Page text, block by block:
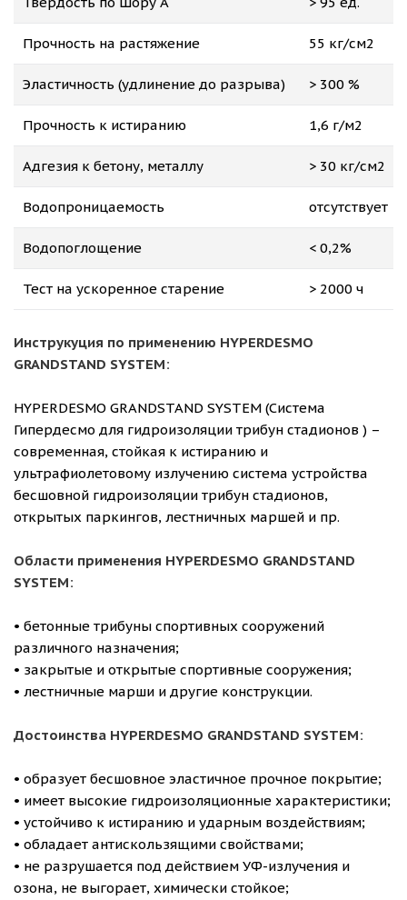
Прочность на растяжение 55 кг/см2
Эластичность (удлинение до разрыва) > 300 %
Прочность к истиранию 1,6 г/м2
Адгезия к бетону, металлу > 30 кг/см2
Водопроницаемость отсутствует
Водопоглощение < 0,2%
Тест на ускоренное старение > 2000 ч
Инструкуция по применению HYPERDESMO
GRANDSTAND SYSTEM:
HYPERDESMO GRANDSTAND SYSTEM (Система
Гипердесмо для гидроизоляции трибун стадионов ) –
современная, стойкая к истиранию и
ультрафиолетовому излучению система устройства
бесшовной гидроизоляции трибун стадионов,
открытых паркингов, лестничных маршей и пр.
Области применения HYPERDESMO GRANDSTAND
SYSTEM:
• бетонные трибуны спортивных сооружений
различного назначения;
• закрытые и открытые спортивные сооружения;
• лестничные марши и другие конструкции.
Достоинства HYPERDESMO GRANDSTAND SYSTEM:
• образует бесшовное эластичное прочное покрытие;
• имеет высокие гидроизоляционные характеристики;
• устойчиво к истиранию и ударным воздействиям;
• обладает антискользящими свойствами;
• не разрушается под действием УФ-излучения и
озона, не выгорает, химически стойкое;